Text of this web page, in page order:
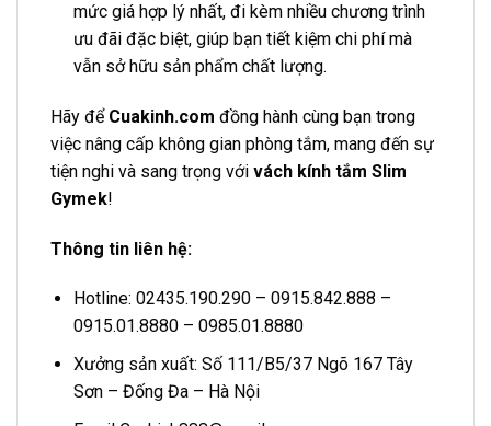
mức giá hợp lý nhất, đi kèm nhiều chương trình
ưu đãi đặc biệt, giúp bạn tiết kiệm chi phí mà
vẫn sở hữu sản phẩm chất lượng.
Hãy để Cuakinh.com đồng hành cùng bạn trong
việc nâng cấp không gian phòng tắm, mang đến sự
tiện nghi và sang trọng với vách kính tắm Slim
Gymek!
Thông tin liên hệ:
Hotline: 02435.190.290 – 0915.842.888 –
0915.01.8880 – 0985.01.8880
Xưởng sản xuất: Số 111/B5/37 Ngõ 167 Tây
Sơn – Đống Đa – Hà Nội